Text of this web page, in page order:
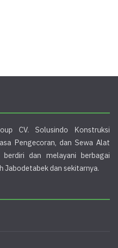
CV. Solusindo Konstruksi
Pengecoran, dan Sewa Alat
dan melayani berbagai
Jabodetabek dan sekitarnya.